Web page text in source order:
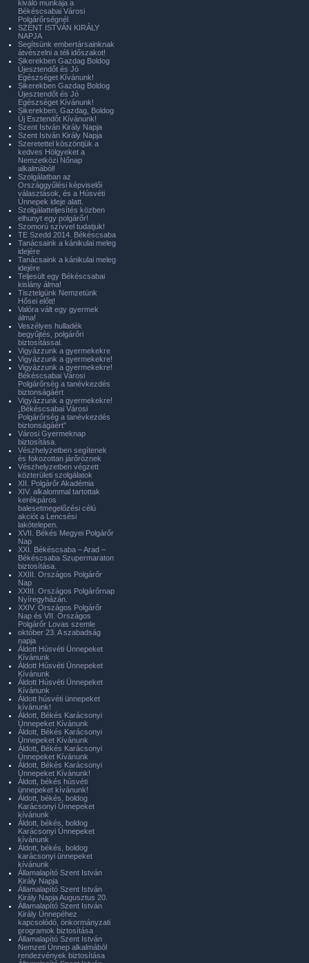
kiváló munkája a
Békéscsabai Városi
Polgárőrségnél
SZENT ISTVÁN KIRÁLY
NAPJA
Segítsünk embertársainknak
átvészelni a téli időszakot!
Sikerekben Gazdag Boldog
Újesztendőt és Jó
Egészséget Kívánunk!
Sikerekben Gazdag Boldog
Újesztendőt és Jó
Egészséget Kívánunk!
Sikerekben, Gazdag, Boldog
Új Esztendőt Kívánunk!
Szent István Király Napja
Szent István Király Napja
Szeretettel köszöntjük a
kedves Hölgyeket a
Nemzetközi Nőnap
alkalmából!
Szolgálatban az
Országgyűlési képviselői
választások, és a Húsvéti
Ünnepek ideje alatt.
Szolgálatteljesítés közben
elhunyt egy polgárőr!
Szomorú szívvel tudatjuk!
TE Szedd 2014. Békéscsaba
Tanácsaink a kánikulai meleg
idejére
Tanácsaink a kánikulai meleg
idejére
Teljesült egy Békéscsabai
kislány álma!
Tisztelgünk Nemzetünk
Hősei előtt!
Valóra vált egy gyermek
álma!
Veszélyes hulladék
begyűjtés, polgárőri
biztosítással.
Vigyázzunk a gyermekekre
Vigyázzunk a gyermekekre!
Vigyázzunk a gyermekekre!
Békéscsabai Városi
Polgárőrség a tanévkezdés
biztonságáért
Vigyázzunk a gyermekekre!
„Békéscsabai Városi
Polgárőrség a tanévkezdés
biztonságáért”
Városi Gyermeknap
biztosítása.
Vészhelyzetben segítenek
és fokozottan járőröznek
Vészhelyzetben végzett
közterületi szolgálatok
XII. Polgárőr Akadémia
XIV. alkalommal tartottak
kerékpáros
balesetmegelőzési célú
akciót a Lencsési
lakótelepen.
XVII. Békés Megyei Polgárőr
Nap
XXI. Békéscsaba – Arad –
Békéscsaba Szupermaraton
biztosítása.
XXIII. Országos Polgárőr
Nap
XXIII. Országos Polgárőrnap
Nyíregyházán.
XXIV. Országos Polgárőr
Nap és VII. Országos
Polgárőr Lovas szemle
október 23. A szabadság
napja
Áldott Húsvéti Ünnepeket
Kívánunk
Áldott Húsvéti Ünnepeket
Kívánunk
Áldott Húsvéti Ünnepeket
Kívánunk
Áldott húsvéti ünnepeket
kívánunk!
Áldott, Békés Karácsonyi
Ünnepeket Kívánunk
Áldott, Békés Karácsonyi
Ünnepeket Kívánunk
Áldott, Békés Karácsonyi
Ünnepeket Kívánunk
Áldott, Békés Karácsonyi
Ünnepeket Kívánunk!
Áldott, békés húsvéti
ünnepeket kívánunk!
Áldott, békés, boldog
Karácsonyi Ünnepeket
kívánunk
Áldott, békés, boldog
Karácsonyi Ünnepeket
kívánunk
Áldott, békés, boldog
karácsonyi ünnepeket
kívánunk
Államalapító Szent István
Király Napja
Államalapító Szent István
Király Napja Augusztus 20.
Államalapító Szent István
Király Ünnepéhez
kapcsolódó, önkormányzati
programok biztosítása
Államalapító Szent István
Nemzeti Ünnep alkalmából
rendezvények biztosítása